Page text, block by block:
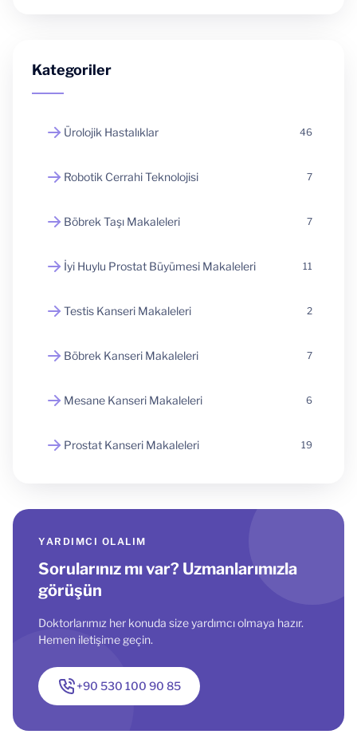
Kategoriler
Ürolojik Hastalıklar 46
Robotik Cerrahi Teknolojisi 7
Böbrek Taşı Makaleleri 7
İyi Huylu Prostat Büyümesi Makaleleri 11
Testis Kanseri Makaleleri 2
Böbrek Kanseri Makaleleri 7
Mesane Kanseri Makaleleri 6
Prostat Kanseri Makaleleri 19
YARDIMCI OLALIM
Sorularınız mı var? Uzmanlarımızla
görüşün
Doktorlarımız her konuda size yardımcı olmaya hazır.
Hemen iletişime geçin.
+90 530 100 90 85